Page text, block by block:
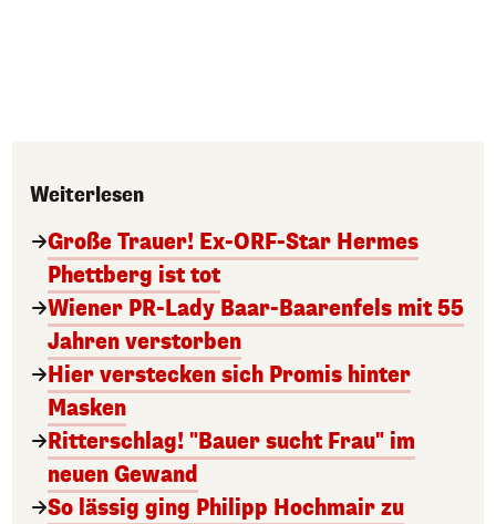
Weiterlesen
Große Trauer! Ex-ORF-Star Hermes
Phettberg ist tot
Wiener PR-Lady Baar-Baarenfels mit 55
Jahren verstorben
Hier verstecken sich Promis hinter
Masken
Ritterschlag! "Bauer sucht Frau" im
neuen Gewand
So lässig ging Philipp Hochmair zu